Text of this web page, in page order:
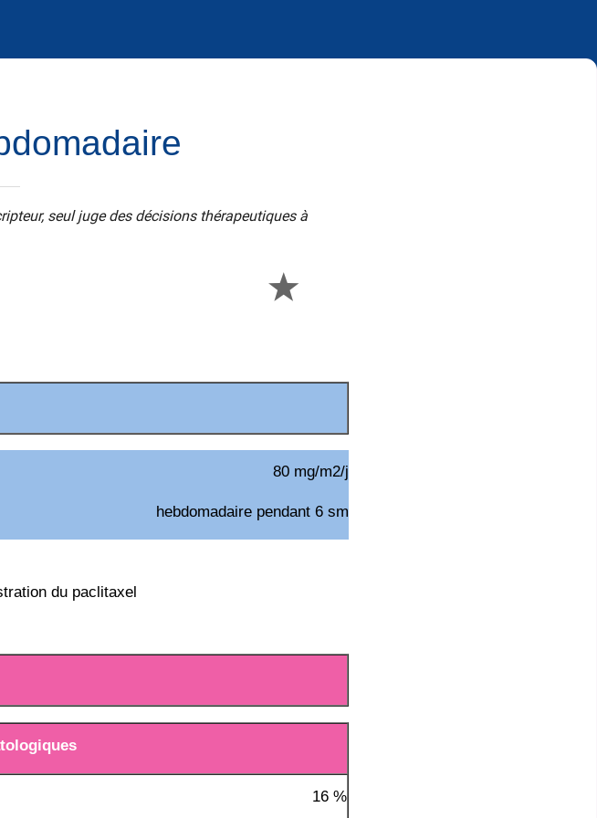
seul juge des décisions thérapeutiques à
80 mg/m2/j
hebdomadaire pendant 6 sm
du paclitaxel
16 %